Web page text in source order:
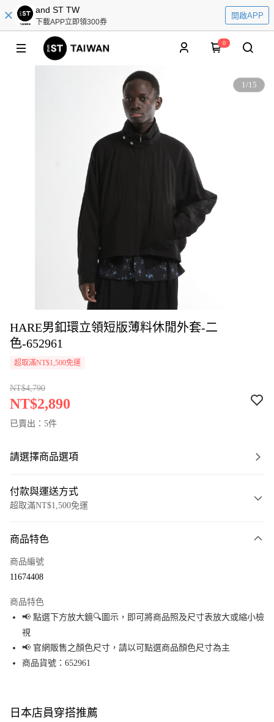
and ST TW
下載APP立即領300券
開啟APP
0
1/15
HARE男釦環立領短版薄料休閒外套-二
色-652961
超取滿NT$1,500免運
NT$4,790
NT$2,890
已賣出：5件
請選擇商品選項
付款與運送方式
超取滿NT$1,500免運
信用卡一次付款
Apple Pay
街口支付
悠遊付
全盈+PAY
商品特色
商品編號
11674408
商品特色
📢 點選下方放大鏡🔍圖示，即可將商品照及尺寸表放大或縮小檢
視
📢 官網販售之顏色尺寸，請以可點選商品顏色尺寸為主
商品貨號：652961
日本店員穿搭推薦